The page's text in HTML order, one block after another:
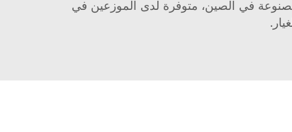
في الصين، متوفرة لدى الموزعين في